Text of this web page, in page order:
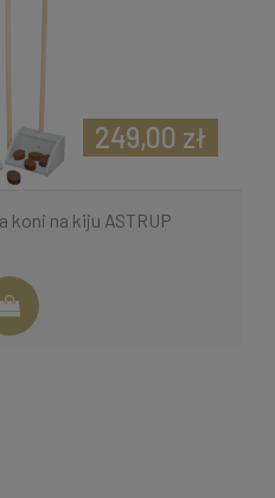
koni na kiju ASTRUP
249,00 zł